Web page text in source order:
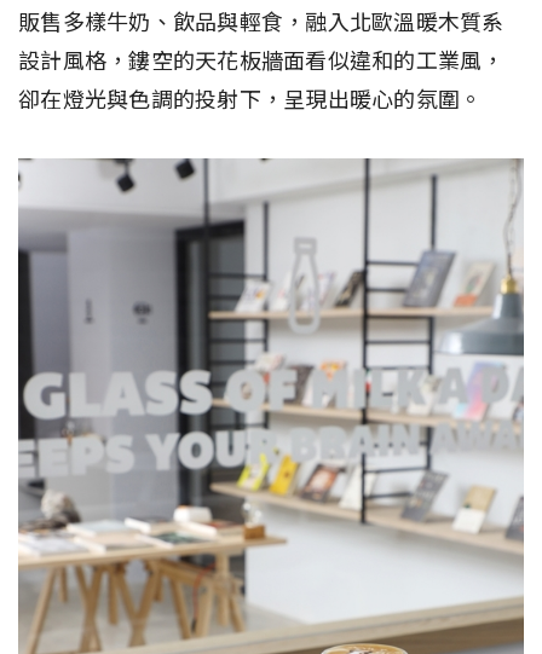
販售多樣牛奶、飲品與輕食，融入北歐溫暖木質系
設計風格，鏤空的天花板牆面看似違和的工業風，
卻在燈光與色調的投射下，呈現出暖心的氛圍。